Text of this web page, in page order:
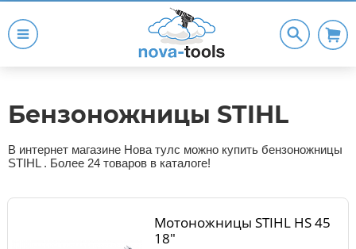
Бензоножницы STIHL
В интернет магазине Нова тулс можно купить бензоножницы
STIHL . Более 24 товаров в каталоге!
Мотоножницы STIHL HS 45
18"